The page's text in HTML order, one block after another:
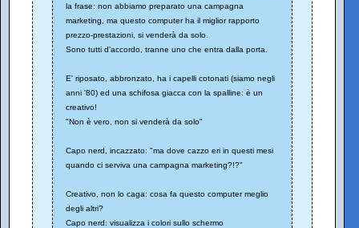
la frase: non abbiamo preparato una campagna
marketing, ma questo computer ha il miglior rapporto
prezzo-prestazioni, si venderà da solo.
Sono tutti d'accordo, tranne uno che entra dalla porta.
E' riposato, abbronzato, ha i capelli cotonati (siamo negli
anni '80) ed una schifosa giacca con la spalline: è un
creativo!
"Non è vero, non si venderà da solo"
Capo nerd, incazzato: "ma dove cazzo eri in questi mesi
quando ci serviva una campagna marketing?!?"
Creativo, non lo caga: cosa fa questo computer meglio
degli altri?
Capo nerd: visualizza i colori sullo schermo